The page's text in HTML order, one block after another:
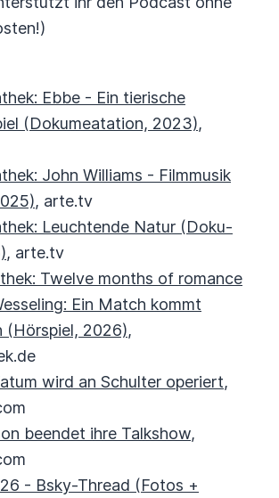
Ebbe - Ein tierische
(Dokumeatation, 2023),
John Williams - Filmmusik
, arte.tv
Leuchtende Natur (Doku-
, arte.tv
Twelve months of romance
Ein Match kommt
(Hörspiel, 2026),
wird an Schulter operiert,
beendet ihre Talkshow,
- Bsky-Thread (Fotos +